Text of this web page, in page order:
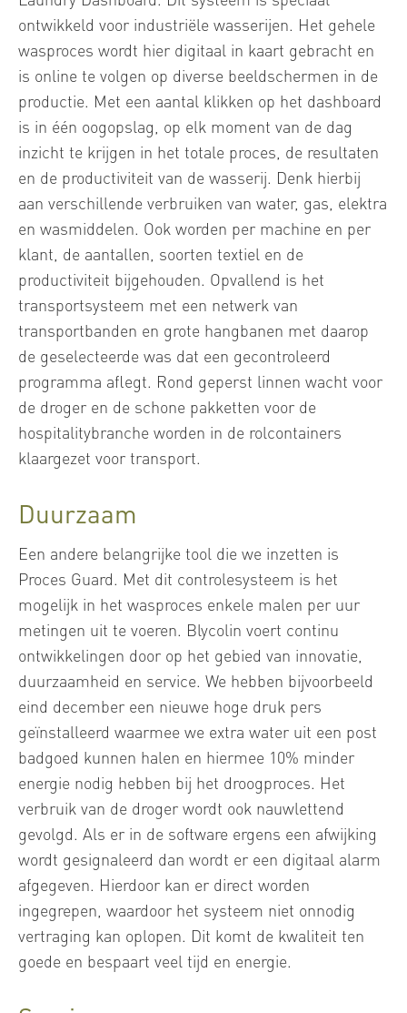
ontwikkeld voor industriële wasserijen. Het gehele
wasproces wordt hier digitaal in kaart gebracht en
is online te volgen op diverse beeldschermen in de
productie. Met een aantal klikken op het dashboard
is in één oogopslag, op elk moment van de dag
inzicht te krijgen in het totale proces, de resultaten
en de productiviteit van de wasserij. Denk hierbij
aan verschillende verbruiken van water, gas, elektra
en wasmiddelen. Ook worden per machine en per
klant, de aantallen, soorten textiel en de
productiviteit bijgehouden. Opvallend is het
transportsysteem met een netwerk van
transportbanden en grote hangbanen met daarop
de geselecteerde was dat een gecontroleerd
programma aflegt. Rond geperst linnen wacht voor
de droger en de schone pakketten voor de
hospitalitybranche worden in de rolcontainers
klaargezet voor transport.
Duurzaam
Een andere belangrijke tool die we inzetten is
Proces Guard. Met dit controlesysteem is het
mogelijk in het wasproces enkele malen per uur
metingen uit te voeren. Blycolin voert continu
ontwikkelingen door op het gebied van innovatie,
duurzaamheid en service. We hebben bijvoorbeeld
eind december een nieuwe hoge druk pers
geïnstalleerd waarmee we extra water uit een post
badgoed kunnen halen en hiermee 10% minder
energie nodig hebben bij het droogproces. Het
verbruik van de droger wordt ook nauwlettend
gevolgd. Als er in de software ergens een afwijking
wordt gesignaleerd dan wordt er een digitaal alarm
afgegeven. Hierdoor kan er direct worden
ingegrepen, waardoor het systeem niet onnodig
vertraging kan oplopen. Dit komt de kwaliteit ten
goede en bespaart veel tijd en energie.